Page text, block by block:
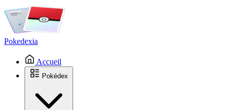
Pokedexia
Accueil